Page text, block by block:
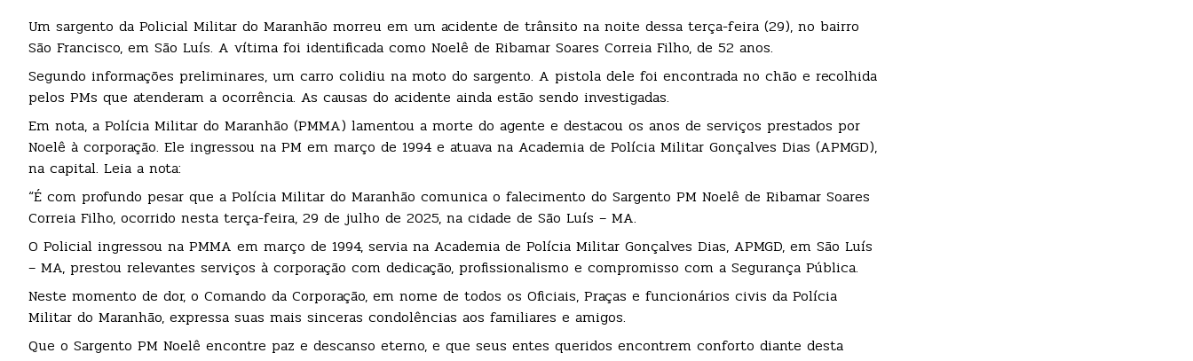
Um sargento da Policial Militar do Maranhão morreu em um acidente de trânsito na noite dessa terça-feira (29), no bairro
São Francisco, em São Luís. A vítima foi identificada como Noelê de Ribamar Soares Correia Filho, de 52 anos.
Segundo informações preliminares, um carro colidiu na moto do sargento. A pistola dele foi encontrada no chão e recolhida
pelos PMs que atenderam a ocorrência. As causas do acidente ainda estão sendo investigadas.
Em nota, a Polícia Militar do Maranhão (PMMA) lamentou a morte do agente e destacou os anos de serviços prestados por
Noelê à corporação. Ele ingressou na PM em março de 1994 e atuava na Academia de Polícia Militar Gonçalves Dias (APMGD),
na capital. Leia a nota:
“É com profundo pesar que a Polícia Militar do Maranhão comunica o falecimento do Sargento PM Noelê de Ribamar Soares
Correia Filho, ocorrido nesta terça-feira, 29 de julho de 2025, na cidade de São Luís – MA.
O Policial ingressou na PMMA em março de 1994, servia na Academia de Polícia Militar Gonçalves Dias, APMGD, em São Luís
– MA, prestou relevantes serviços à corporação com dedicação, profissionalismo e compromisso com a Segurança Pública.
Neste momento de dor, o Comando da Corporação, em nome de todos os Oficiais, Praças e funcionários civis da Polícia
Militar do Maranhão, expressa suas mais sinceras condolências aos familiares e amigos.
Que o Sargento PM Noelê encontre paz e descanso eterno, e que seus entes queridos encontrem conforto diante desta